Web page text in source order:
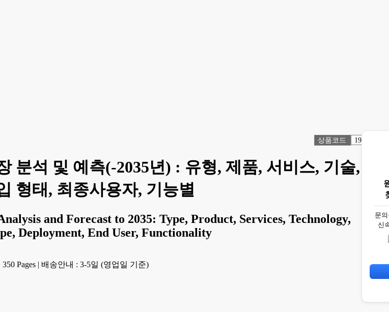
상품코드 1986945
분석 및 예측(-2035년) : 유형, 제품, 서비스, 기술, 컴
형태, 최종사용자, 기능별
and Forecast to 2035: Type, Product, Services, Technology,
Deployment, End User, Functionality
Pages | 배송안내 : 3-5일 (영업일 기준)
문
신